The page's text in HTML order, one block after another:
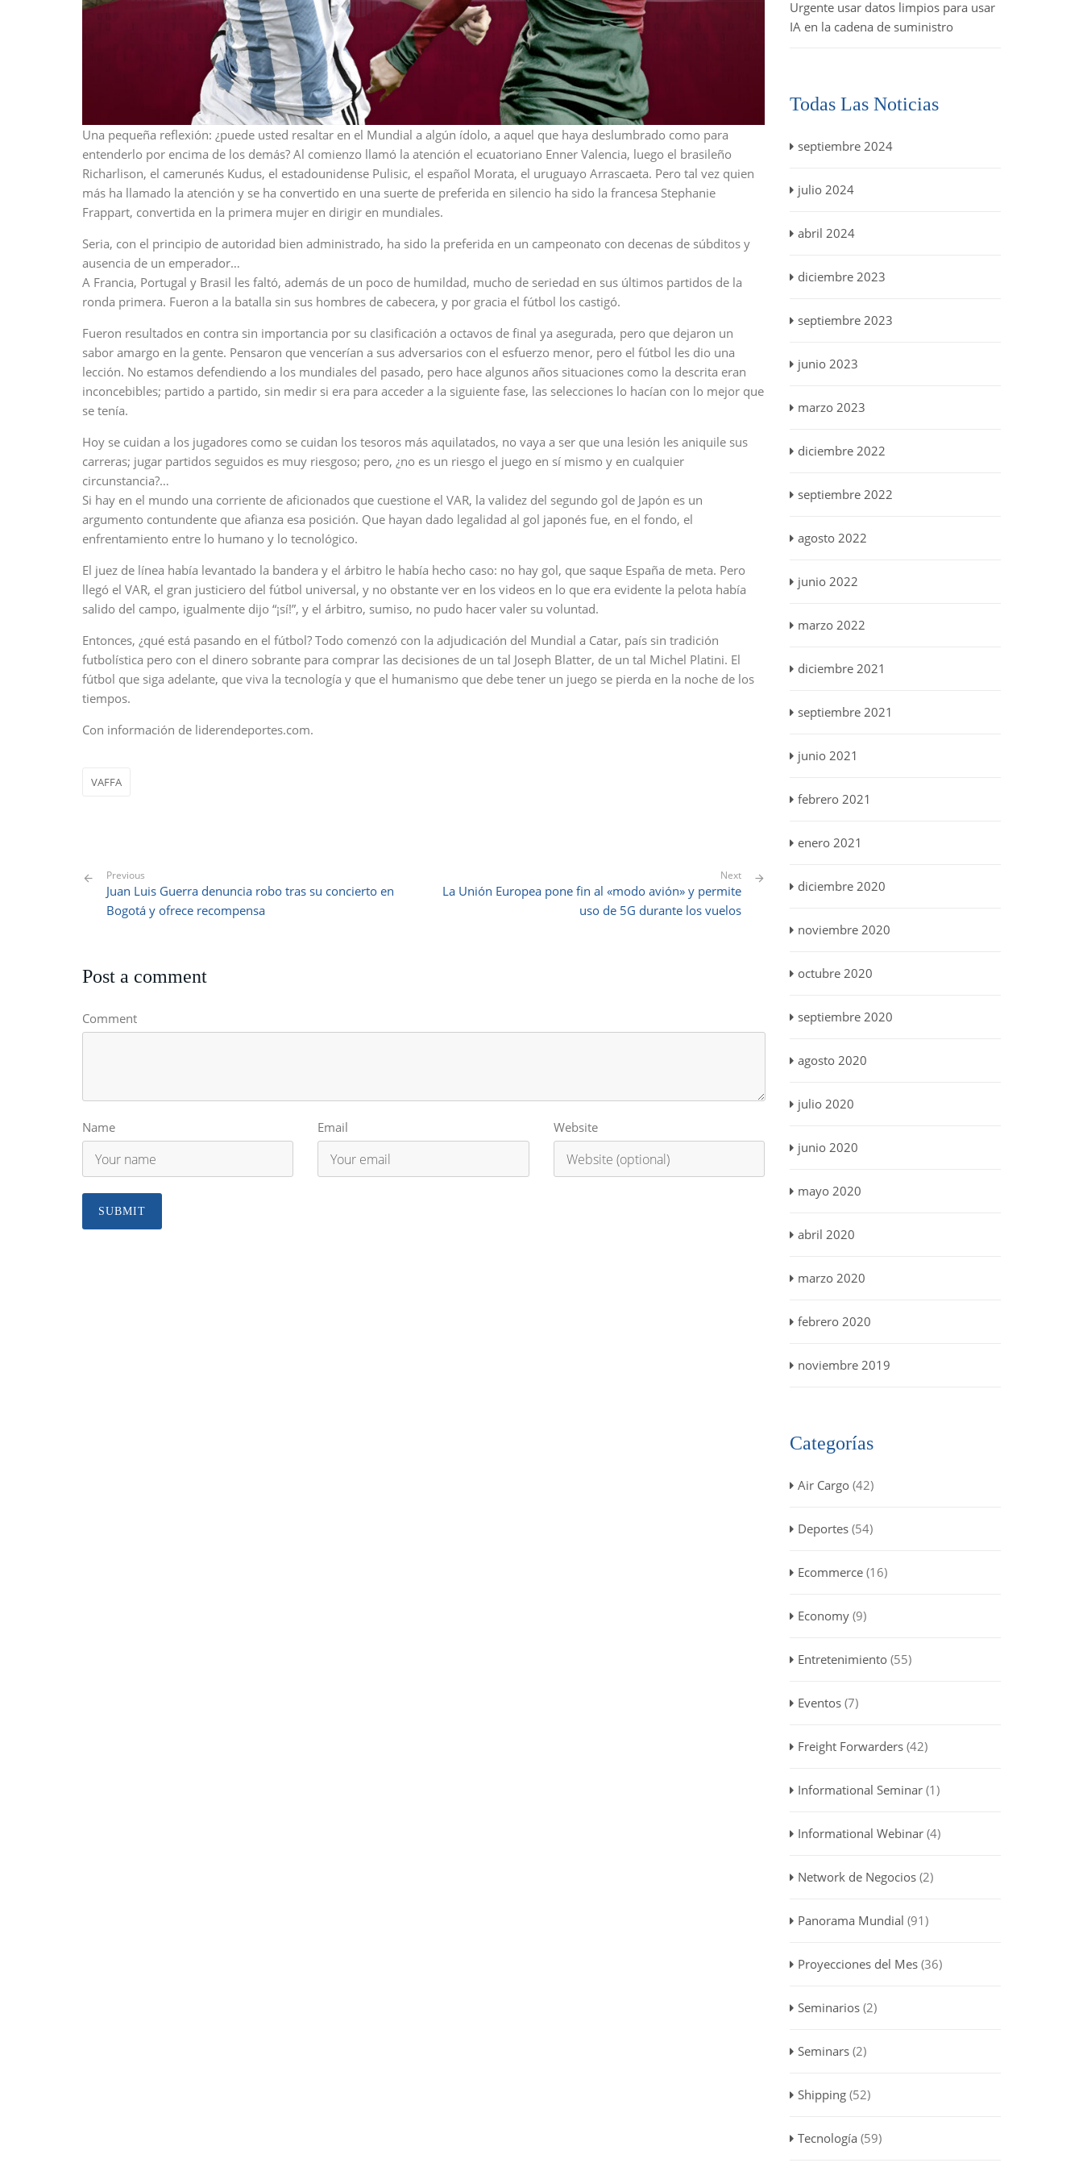
Una pequeña reflexión: ¿puede usted resaltar en el Mundial a algún ídolo, a aquel que haya deslumbrado como para
entenderlo por encima de los demás? Al comienzo llamó la atención el ecuatoriano Enner Valencia, luego el brasileño
Richarlison, el camerunés Kudus, el estadounidense Pulisic, el español Morata, el uruguayo Arrascaeta. Pero tal vez quien
más ha llamado la atención y se ha convertido en una suerte de preferida en silencio ha sido la francesa Stephanie
Frappart, convertida en la primera mujer en dirigir en mundiales.
Seria, con el principio de autoridad bien administrado, ha sido la preferida en un campeonato con decenas de súbditos y
ausencia de un emperador…
A Francia, Portugal y Brasil les faltó, además de un poco de humildad, mucho de seriedad en sus últimos partidos de la
ronda primera. Fueron a la batalla sin sus hombres de cabecera, y por gracia el fútbol los castigó.
Fueron resultados en contra sin importancia por su clasificación a octavos de final ya asegurada, pero que dejaron un
sabor amargo en la gente. Pensaron que vencerían a sus adversarios con el esfuerzo menor, pero el fútbol les dio una
lección. No estamos defendiendo a los mundiales del pasado, pero hace algunos años situaciones como la descrita eran
inconcebibles; partido a partido, sin medir si era para acceder a la siguiente fase, las selecciones lo hacían con lo mejor que
se tenía.
Hoy se cuidan a los jugadores como se cuidan los tesoros más aquilatados, no vaya a ser que una lesión les aniquile sus
carreras; jugar partidos seguidos es muy riesgoso; pero, ¿no es un riesgo el juego en sí mismo y en cualquier
circunstancia?…
Si hay en el mundo una corriente de aficionados que cuestione el VAR, la validez del segundo gol de Japón es un
argumento contundente que afianza esa posición. Que hayan dado legalidad al gol japonés fue, en el fondo, el
enfrentamiento entre lo humano y lo tecnológico.
El juez de línea había levantado la bandera y el árbitro le había hecho caso: no hay gol, que saque España de meta. Pero
llegó el VAR, el gran justiciero del fútbol universal, y no obstante ver en los videos en lo que era evidente la pelota había
salido del campo, igualmente dijo “¡sí!”, y el árbitro, sumiso, no pudo hacer valer su voluntad.
Entonces, ¿qué está pasando en el fútbol? Todo comenzó con la adjudicación del Mundial a Catar, país sin tradición
futbolística pero con el dinero sobrante para comprar las decisiones de un tal Joseph Blatter, de un tal Michel Platini. El
fútbol que siga adelante, que viva la tecnología y que el humanismo que debe tener un juego se pierda en la noche de los
tiempos.
Con información de liderendeportes.com.
VAFFA
Previous
Juan Luis Guerra denuncia robo tras su concierto en
Bogotá y ofrece recompensa
Next
La Unión Europea pone fin al «modo avión» y permite
uso de 5G durante los vuelos
Post a comment
Comment
Name Email Website
Urgente usar datos limpios para usar
IA en la cadena de suministro
Todas Las Noticias
septiembre 2024
julio 2024
abril 2024
diciembre 2023
septiembre 2023
junio 2023
marzo 2023
diciembre 2022
septiembre 2022
agosto 2022
junio 2022
marzo 2022
diciembre 2021
septiembre 2021
junio 2021
febrero 2021
enero 2021
diciembre 2020
noviembre 2020
octubre 2020
septiembre 2020
agosto 2020
julio 2020
junio 2020
mayo 2020
abril 2020
marzo 2020
febrero 2020
noviembre 2019
Categorías
Air Cargo(42)
Deportes(54)
Ecommerce(16)
Economy(9)
Entretenimiento(55)
Eventos(7)
Freight Forwarders(42)
Informational Seminar(1)
Informational Webinar(4)
Network de Negocios(2)
Panorama Mundial (91)
Proyecciones del Mes(36)
Seminarios(2)
Seminars(2)
Shipping(52)
Tecnología (59)